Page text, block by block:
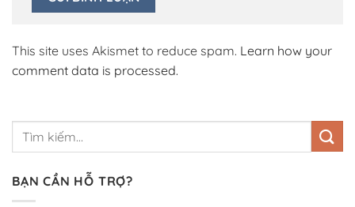
This site uses Akismet to reduce spam. Learn how your
comment data is processed.
BẠN CẦN HỖ TRỢ?